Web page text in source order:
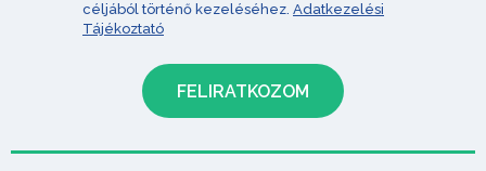
céljából történő kezeléséhez. Adatkezelési
Tájékoztató